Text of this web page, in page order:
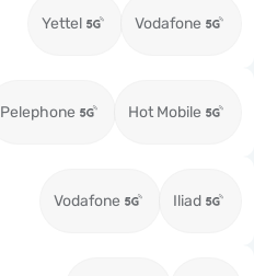
Yettel Vodafone
Pelephone Hot Mobile
Vodafone Iliad